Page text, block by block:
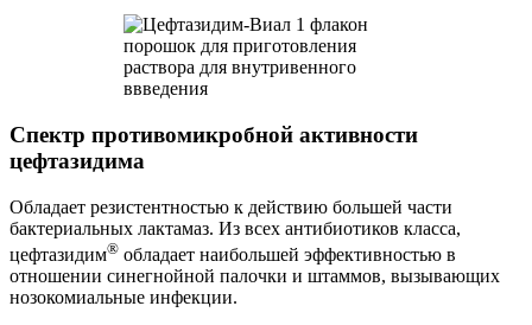
Спектр противомикробной активности
цефтазидима
Обладает резистентностью к действию большей части
бактериальных лактамаз. Из всех антибиотиков класса,
цефтазидим® обладает наибольшей эффективностью в
отношении синегнойной палочки и штаммов, вызывающих
нозокомиальные инфекции.